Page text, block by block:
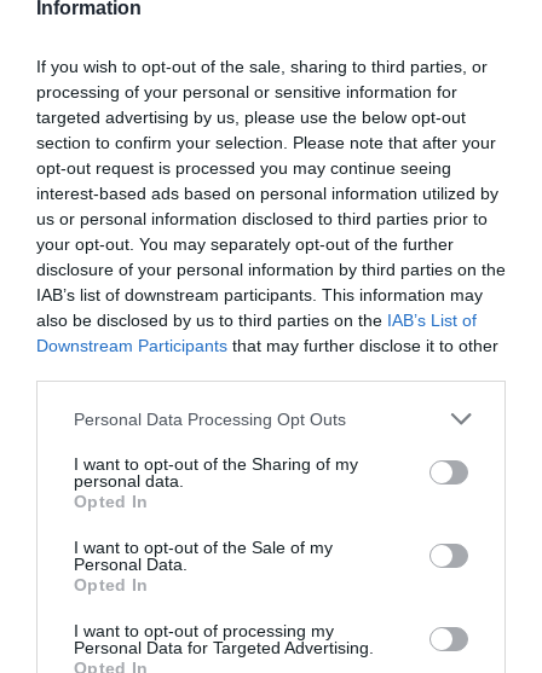
Information
If you wish to opt-out of the sale, sharing to third parties, or
processing of your personal or sensitive information for
targeted advertising by us, please use the below opt-out
section to confirm your selection. Please note that after your
opt-out request is processed you may continue seeing
interest-based ads based on personal information utilized by
us or personal information disclosed to third parties prior to
your opt-out. You may separately opt-out of the further
disclosure of your personal information by third parties on the
IAB’s list of downstream participants. This information may
also be disclosed by us to third parties on the IAB’s List of
Downstream Participants that may further disclose it to other
Please note that this website/app uses one or more Google
not limited to your visit or usage behaviour. You may click to
grant or deny consent to Google and its third-party tags to
use your data for below specified purposes in below Google
consent section.
Personal Data Processing Opt Outs
I want to opt-out of the Sharing of my
personal data.
Opted In
I want to opt-out of the Sale of my
Personal Data.
Opted In
I want to opt-out of processing my
Personal Data for Targeted Advertising.
Opted In
MALAJZIA ARRA KÉSZÜL, HOGY VISSZAKÜLDI A MŰANYAG
HASONLÓ ÉRDEKESSÉGEK
SOKKAL DRÁMAIBB, MINT A
NYUGODT
SUGALLJA
2026-08-07
SZÍNES HALAKBÓL ÁLL: MOST